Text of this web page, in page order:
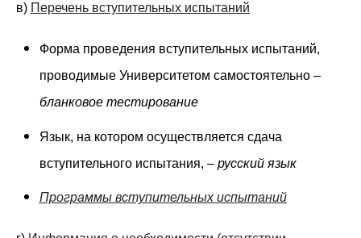
в) Перечень вступительных испытаний
Форма проведения вступительных испытаний,
проводимые Университетом самостоятельно –
бланковое тестирование
Язык, на котором осуществляется сдача
вступительного испытания, – русский язык
Программы вступительных испытаний